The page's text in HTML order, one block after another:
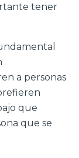
tener
a personas
que
que se